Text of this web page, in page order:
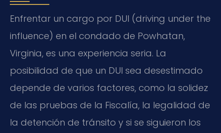
Enfrentar un cargo por DUI (driving under the
influence) en el condado de Powhatan,
Virginia, es una experiencia seria. La
posibilidad de que un DUI sea desestimado
depende de varios factores, como la solidez
de las pruebas de la Fiscalía, la legalidad de
la detención de tránsito y si se siguieron los